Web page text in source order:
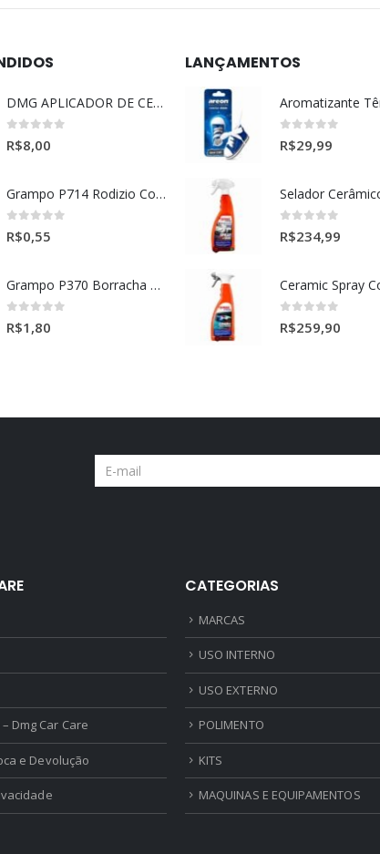
DMG APLICADOR DE CERA ULTRA MACIO VERMELHO l
out of 5
R$8,00
Grampo P714 Rodizio Cortina (VOLVO)
out of 5
R$0,55
Grampo P370 Borracha Porta (HONDA-TOYOTA)
out of 5
R$1,80
LANÇAMENTOS
out of 5
R$29,99
out of 5
R$234,99
out of 5
R$259,90
Dmg Car Care
e Devolução
CATEGORIAS
MARCAS
USO INTERNO
USO EXTERNO
POLIMENTO
KITS
MAQUINAS E EQUIPAMENTOS